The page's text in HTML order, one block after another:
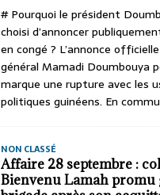
# Pourquoi le président
choisi d’annoncer
en congé ? L’annonce
général Mamadi Doumbouya
marque une rupture avec les
politiques guinéens. En
NON CLASSÉ
Affaire 28 septembre :
Bienvenu Lamah promu